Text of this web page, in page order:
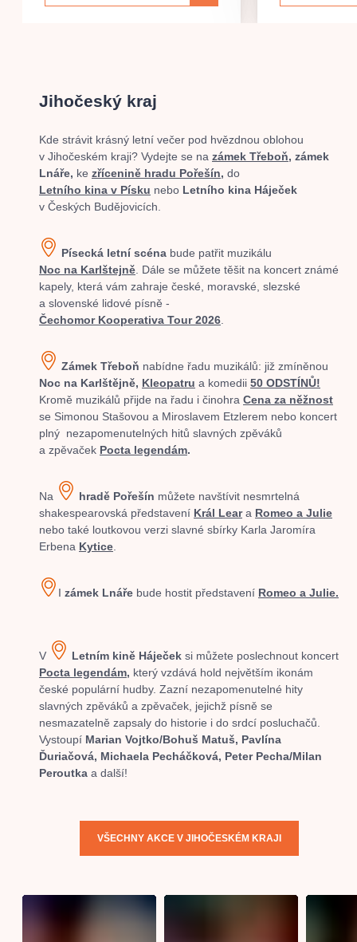
Jihočeský kraj
Kde strávit krásný letní večer pod hvězdnou oblohou
v Jihočeském kraji? Vydejte se na zámek Třeboň, zámek
Lnáře, ke zřícenině hradu Pořešín, do
Letního kina v Písku nebo Letního kina Háječek
v Českých Budějovicích.
Písecká letní scéna bude patřit muzikálu
Noc na Karlštejně . Dále se můžete těšit na koncert známé
kapely, která vám zahraje české, moravské, slezské
a slovenské lidové písně -
Čechomor Kooperativa Tour 2026
Zámek Třeboň nabídne řadu muzikálů: již zmíněnou
Noc na Karlštějně, Kleopatru a komedii 50 ODSTÍNŮ!
Kromě muzikálů přijde na řadu i činohra Cena za něžnost
se Simonou Stašovou a Miroslavem Etzlerem nebo koncert
plný nezapomenutelných hitů slavných zpěváků
a zpěvaček Pocta legendám.
Na hradě Pořešín můžete navštívit nesmrtelná
shakespearovská představení Král Leara Romeo a Julie
nebo také loutkovou verzi slavné sbírky Karla Jaromíra
Erbena Kytice
I zámek Lnáře bude hostit představení Romeo a Julie.
V Letním kině Háječek si můžete poslechnout koncert
Pocta legendám, který vzdává hold největším ikonám
české populární hudby. Zazní nezapomenutelné hity
slavných zpěváků a zpěvaček, jejichž písně se
nesmazatelně zapsaly do historie i do srdcí posluchačů.
Vystoupí Marian Vojtko/Bohuš Matuš, Pavlína
Ďuriačová, Michaela Pecháčková, Peter Pecha/Milan
Peroutka a další!
VŠECHNY AKCE V JIHOČESKÉM KRAJI